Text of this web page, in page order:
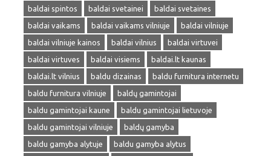
baldai spintos
baldai svetainei
baldai svetaines
baldai vaikams
baldai vaikams vilniuje
baldai vilniuje
baldai vilniuje kainos
baldai vilnius
baldai virtuvei
baldai virtuves
baldai visiems
baldai.lt kaunas
baldai.lt vilnius
baldu dizainas
baldu furnitura internetu
baldu furnitura vilniuje
baldų gamintojai
baldu gamintojai kaune
baldu gamintojai lietuvoje
baldu gamintojai vilniuje
baldų gamyba
baldu gamyba alytuje
baldu gamyba alytus